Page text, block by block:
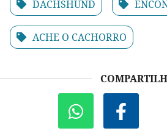
DACHSHUND
ACHE O CACHORRO